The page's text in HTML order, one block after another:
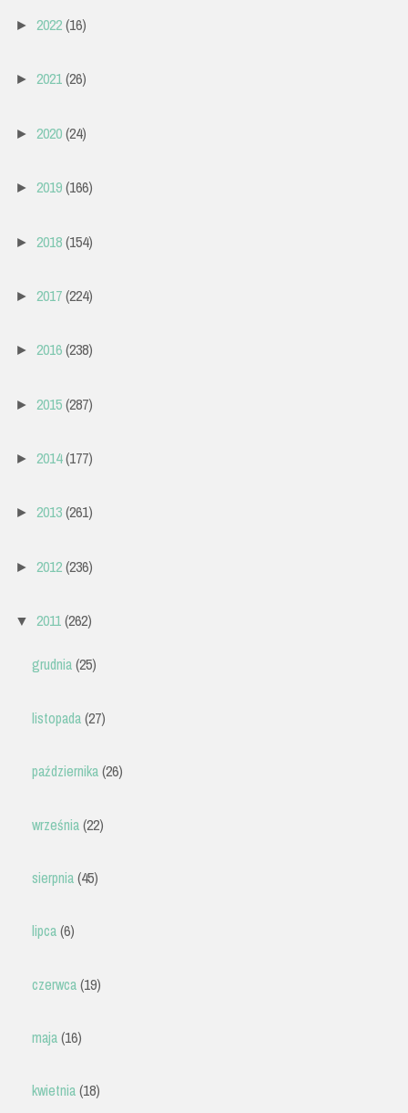
► 2022(16)
► 2021(26)
► 2020(24)
► 2019(166)
► 2018(154)
► 2017(224)
► 2016(238)
► 2015(287)
► 2014(177)
► 2013(261)
► 2012(236)
▼ 2011(262)
grudnia(25)
listopada(27)
października(26)
września(22)
sierpnia(45)
lipca(6)
czerwca(19)
maja(16)
kwietnia(18)